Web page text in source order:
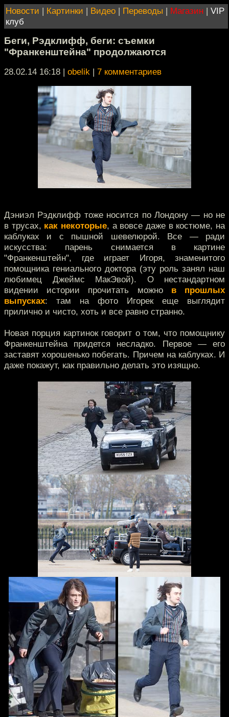
Новости | Картинки | Видео | Переводы | Магазин | VIP
клуб
Беги, Рэдклифф, беги: съемки
"Франкенштейна" продолжаются
28.02.14 16:18 | obelik | 7 комментариев
Дэниэл Рэдклифф тоже носится по Лондону — но не
в трусах, как некоторые, а вовсе даже в костюме, на
каблуках и с пышной шевелюрой. Все — ради
искусства: парень снимается в картине
"Франкенштейн", где играет Игоря, знаменитого
помощника гениального доктора (эту роль занял наш
любимец Джеймс МакЭвой). О нестандартном
видении истории прочитать можно в прошлых
выпусках: там на фото Игорек еще выглядит
прилично и чисто, хоть и все равно странно.
Новая порция картинок говорит о том, что помощнику
Франкенштейна придется несладко. Первое — его
заставят хорошенько побегать. Причем на каблуках. И
даже покажут, как правильно делать это изящно.